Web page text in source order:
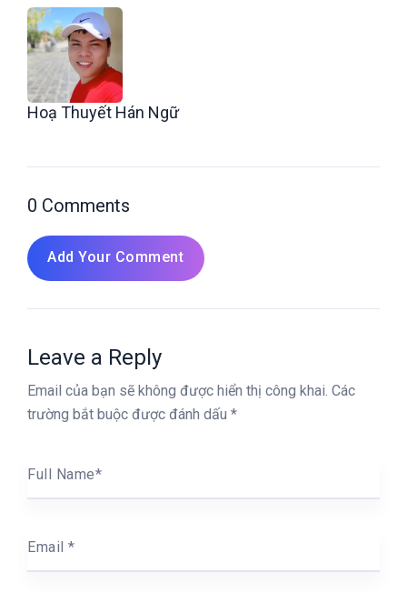
Hoạ Thuyết Hán Ngữ
0 Comments
Add Your Comment
Leave a Reply
Email của bạn sẽ không được hiển thị công khai. Các
trường bắt buộc được đánh dấu *
Full Name*
Email *